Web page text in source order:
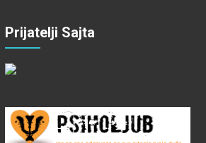
Prijatelji Sajta